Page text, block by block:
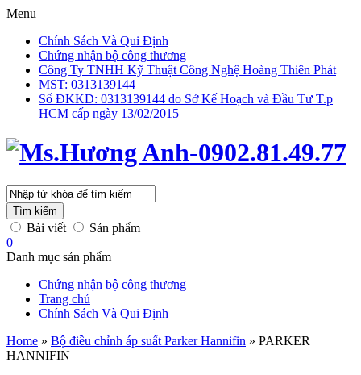
Menu
Chính Sách Và Qui Định
Chứng nhận bộ công thương
Công Ty TNHH Kỹ Thuật Công Nghệ Hoàng Thiên Phát
MST: 0313139144
Số ĐKKD: 0313139144 do Sở Kế Hoạch và Đầu Tư T.p
HCM cấp ngày 13/02/2015
Tìm kiếm
Bài viết
Sản phẩm
0
Danh mục sản phẩm
Chứng nhận bộ công thương
Trang chủ
Chính Sách Và Qui Định
Home » Bộ điều chỉnh áp suất Parker Hannifin » PARKER
HANNIFIN